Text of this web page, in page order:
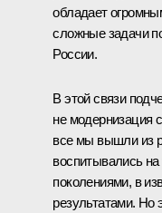
обладает
сложные задачи
России.
В этой связи
не модернизация
все мы вышли из
воспитывались
поколениями, в
результатами. Но